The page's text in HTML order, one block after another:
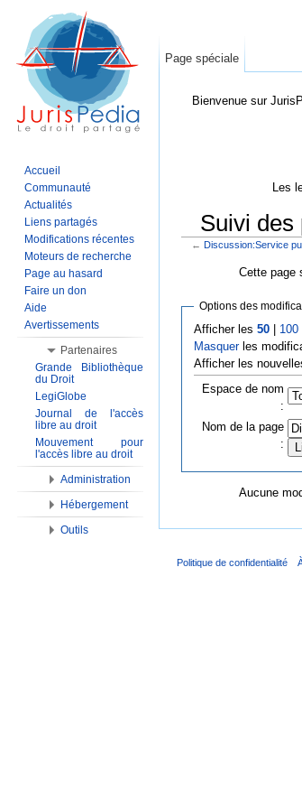
Bienvenue sur
Les
Suivi des
← Discussion:Service
Cette page
Options des
Afficher les 50| 100|
Masquerles
Afficher les
Espace de nom
:
Nom de la page
:
Aucune
Page spéciale
Accueil
Communauté
Actualités
Liens partagés
Modifications récentes
Moteurs de recherche
Page au hasard
Faire un don
Aide
Avertissements
Partenaires
Grande Bibliothèque
du Droit
LegiGlobe
Journal de l'accès
libre au droit
Mouvement pour
l'accès libre au droit
Administration
Hébergement
Outils
Politique de confidentialité